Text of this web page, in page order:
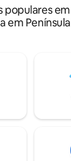
ou cerveja e seu
os confortos de um
no
tour em vídeo.
populares
em